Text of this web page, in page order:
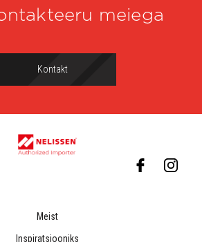
meiega
Kontakt
Meist
Inspiratsiooniks